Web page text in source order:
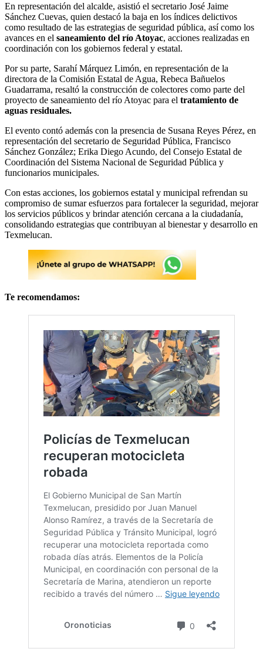
En representación del alcalde, asistió el secretario José Jaime
Sánchez Cuevas, quien destacó la baja en los índices delictivos
como resultado de las estrategias de seguridad pública, así como los
avances en el saneamiento del río Atoyac, acciones realizadas en
coordinación con los gobiernos federal y estatal.
Por su parte, Sarahí Márquez Limón, en representación de la
directora de la Comisión Estatal de Agua, Rebeca Bañuelos
Guadarrama, resaltó la construcción de colectores como parte del
proyecto de saneamiento del río Atoyac para el tratamiento de
aguas residuales.
El evento contó además con la presencia de Susana Reyes Pérez, en
representación del secretario de Seguridad Pública, Francisco
Sánchez González; Erika Diego Acundo, del Consejo Estatal de
Coordinación del Sistema Nacional de Seguridad Pública y
funcionarios municipales.
Con estas acciones, los gobiernos estatal y municipal refrendan su
compromiso de sumar esfuerzos para fortalecer la seguridad, mejorar
los servicios públicos y brindar atención cercana a la ciudadanía,
consolidando estrategias que contribuyan al bienestar y desarrollo en
Texmelucan.
Te recomendamos: